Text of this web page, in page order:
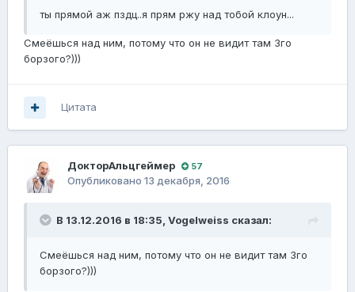
ты прямой аж пздц..я прям ржу над тобой клоун...
Смеёшься над ним, потому что он не видит там 3го
борзого?)))
Цитата
ДокторАльцгеймер 57
Опубликовано 13 декабря, 2016
В 13.12.2016 в 18:35, Vogelweiss сказал:
Смеёшься над ним, потому что он не видит там 3го
борзого?)))